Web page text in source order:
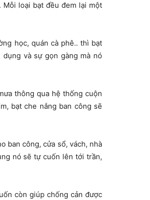
loại bạt đều đem lại một
học, quán cà phê.. thì bạt
và sự gọn gàng mà nó
thông qua hệ thống cuộn
bạt che nắng ban công sẽ
ban công, cửa sổ, vách, nhà
nó sẽ tự cuốn lên tới trần,
còn giúp chống cản được